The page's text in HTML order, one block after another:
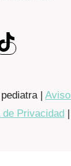
|
de Privacidad |